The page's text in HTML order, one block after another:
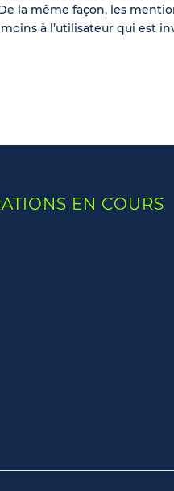
la même façon, les
à l’utilisateur qui est
EN COURS